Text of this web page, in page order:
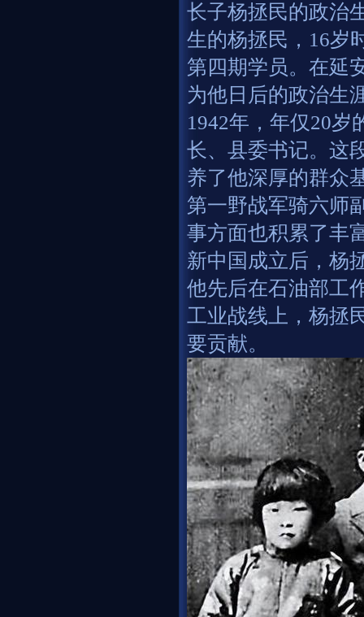
长子杨拯民的政治
生的杨拯民，16岁
第四期学员。在延
为他日后的政治生
1942年，年仅20岁
长、县委书记。这
养了他深厚的群众
第一野战军骑六师
事方面也积累了丰
新中国成立后，杨
他先后在石油部工
工业战线上，杨拯
要贡献。